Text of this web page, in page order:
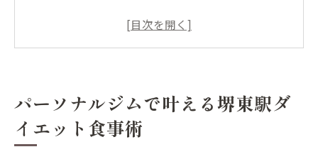
堺東駅近くで始めるダイエット食事アドバ
び方
ダイエット中も続くパーソナルジムの食事
パーソナルジムで叶える堺東駅ダ
イエット食事術